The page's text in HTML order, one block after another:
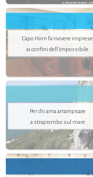
Capo Horn fa rivivere imprese
ai confini dell’impossibile
Per chi ama arrampicare
a strapiombo sul mare